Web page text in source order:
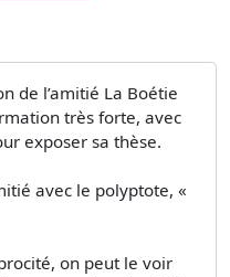
de l’amitié La Boétie
très forte, avec
exposer sa thèse.
avec le polyptote, «
on peut le voir